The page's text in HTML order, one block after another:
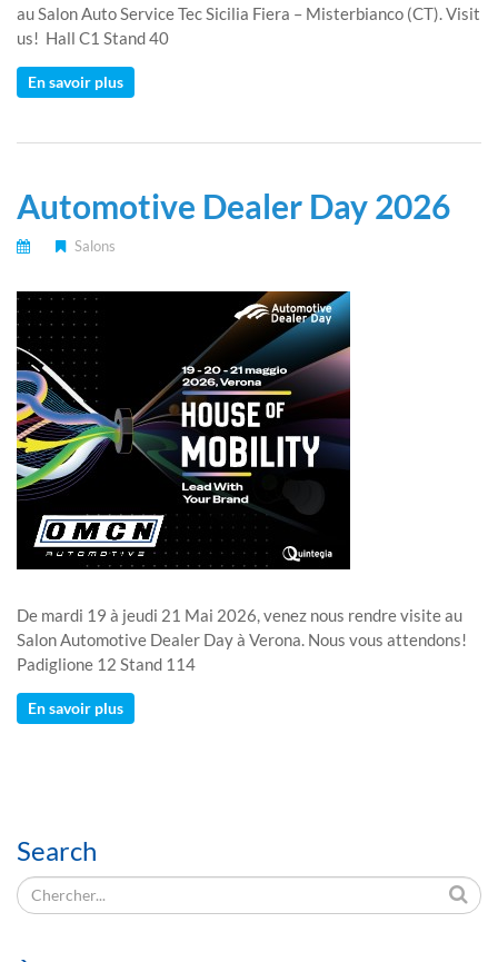
au Salon Auto Service Tec Sicilia Fiera – Misterbianco (CT). Visit
us! Hall C1 Stand 40
En savoir plus
Automotive Dealer Day 2026
Salons
De mardi 19 à jeudi 21 Mai 2026, venez nous rendre visite au
Salon Automotive Dealer Day à Verona. Nous vous attendons!
Padiglione 12 Stand 114
En savoir plus
Search